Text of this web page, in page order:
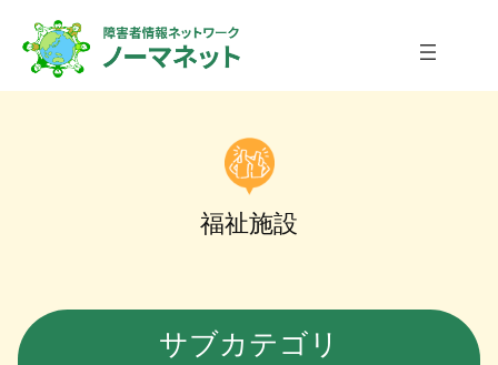
福祉施設
サブカテゴリ